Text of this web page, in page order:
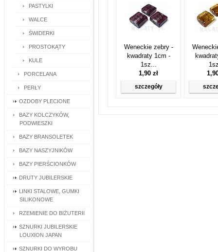
PASTYLKI
WALCE
ŚWIDERKI
PROSTOKĄTY
KULE
PORCELANA
PERŁY
OZDOBY PLECIONE
BAZY KOLCZYKÓW,
PODWIESZKI
BAZY BRANSOLETEK
BAZY NASZYJNIKÓW
BAZY PIERŚCIONKÓW
DRUTY JUBILERSKIE
LINKI STALOWE, GUMKI
SILIKONOWE
RZEMIENIE DO BIŻUTERII
SZNURKI JUBILERSKIE
LOUXION JAPAN
SZNURKI DO WYROBU
Weneckie zebry -
kwadraty 1cm -
1sz...
1,90 zł
szczegóły